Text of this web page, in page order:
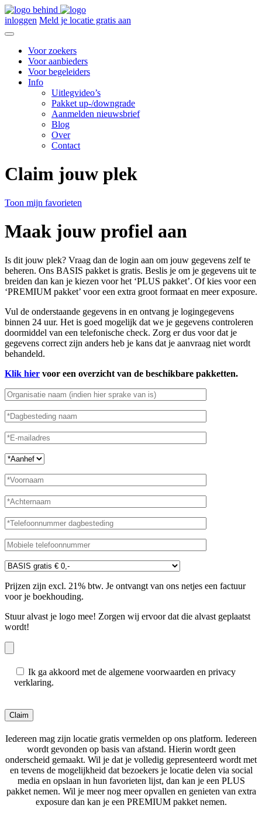
inloggen Meld je locatie gratis aan
Voor zoekers
Voor aanbieders
Voor begeleiders
Info
Uitlegvideo’s
Pakket up-/downgrade
Aanmelden nieuwsbrief
Blog
Over
Contact
Claim jouw plek
Toon mijn favorieten
Maak jouw profiel aan
Is dit jouw plek? Vraag dan de login aan om jouw gegevens zelf te
beheren. Ons BASIS pakket is gratis. Beslis je om je gegevens uit te
breiden dan kan je kiezen voor het ‘PLUS pakket’. Of kies voor een
‘PREMIUM pakket’ voor een extra groot formaat en meer exposure.
Vul de onderstaande gegevens in en ontvang je logingegevens
binnen 24 uur. Het is goed mogelijk dat we je gegevens controleren
doormiddel van een telefonische check. Zorg er dus voor dat je
gegevens correct zijn anders heb je kans dat je aanvraag niet wordt
behandeld.
Klik hier voor een overzicht van de beschikbare pakketten.
Prijzen zijn excl. 21% btw. Je ontvangt van ons netjes een factuur
voor je boekhouding.
Stuur alvast je logo mee! Zorgen wij ervoor dat die alvast geplaatst
wordt!
Ik ga akkoord met de algemene voorwaarden en privacy
verklaring.
Iedereen mag zijn locatie gratis vermelden op ons platform. Iedereen
wordt gevonden op basis van afstand. Hierin wordt geen
onderscheid gemaakt. Wil je dat je volledig gepresenteerd wordt met
en tevens de mogelijkheid dat bezoekers je locatie delen via social
media en opslaan in hun favorieten lijst, dan kan je een PLUS
pakket nemen. Wil je meer nog meer opvallen en genieten van extra
exposure dan kan je een PREMIUM pakket nemen.